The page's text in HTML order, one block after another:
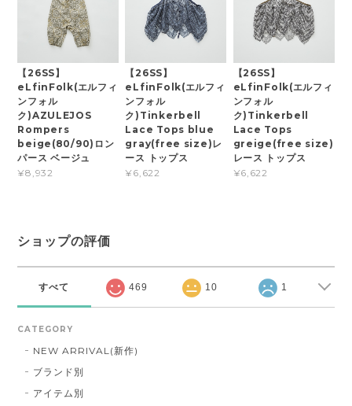
【26SS】
eLfinFolk(エルフィ
ンフォル
ク)AZULEJOS
Rompers
beige(80/90)ロン
パース ベージュ
¥8,932
【26SS】
eLfinFolk(エルフィ
ンフォル
ク)Tinkerbell
Lace Tops blue
gray(free size)レ
ース トップス
¥6,622
【26SS】
eLfinFolk(エルフィ
ンフォル
ク)Tinkerbell
Lace Tops
greige(free size)
レース トップス
¥6,622
ショップの評価
すべて 469 10 1
CATEGORY
NEW ARRIVAL(新作)
ブランド別
アイテム別